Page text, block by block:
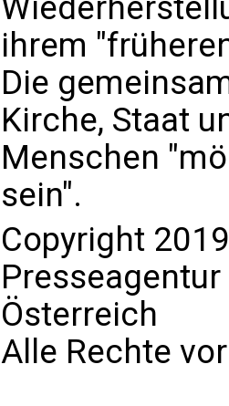
ihrem
Die
Kirche, Staat
Menschen
sein".
Copyright
Presseagentur
Österreich
Alle Rechte